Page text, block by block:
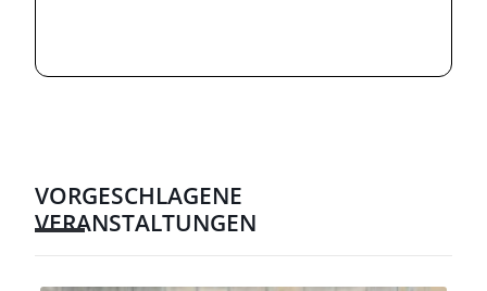
VORGESCHLAGENE
VERANSTALTUNGEN